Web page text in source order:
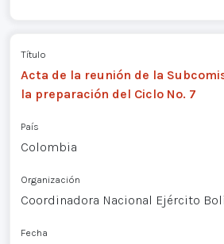
Título
Acta de la reunión de la
la preparación del Ciclo No. 7
País
Colombia
Organización
Coordinadora Nacional Ejército
Fecha